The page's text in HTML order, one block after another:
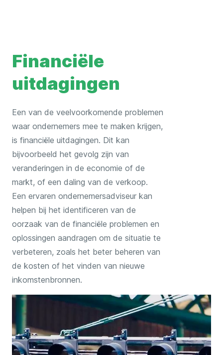
Financiële
uitdagingen
Een van de veelvoorkomende problemen
waar ondernemers mee te maken krijgen,
is financiële uitdagingen. Dit kan
bijvoorbeeld het gevolg zijn van
veranderingen in de economie of de
markt, of een daling van de verkoop.
Een ervaren ondernemersadviseur kan
helpen bij het identificeren van de
oorzaak van de financiële problemen en
oplossingen aandragen om de situatie te
verbeteren, zoals het beter beheren van
de kosten of het vinden van nieuwe
inkomstenbronnen.